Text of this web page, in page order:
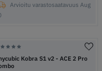
Arvioitu varastosaatavuus Aug
Kobra S1 v2 - ACE 2 Pro